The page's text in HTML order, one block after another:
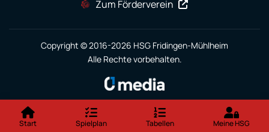
Start Spielplan Tabellen Meine HSG
Zum Förderverein
Copyright © 2016-2026 HSG Fridingen-Mühlheim
Alle Rechte vorbehalten.